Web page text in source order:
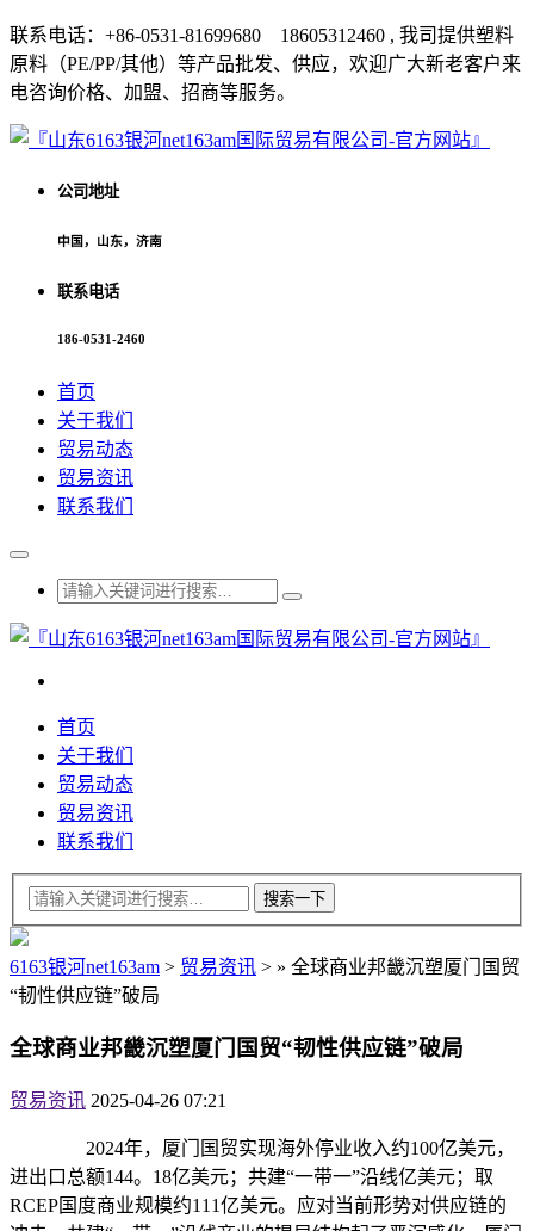
联系电话：+86-0531-81699680 18605312460 , 我司提供塑料
原料（PE/PP/其他）等产品批发、供应，欢迎广大新老客户来
电咨询价格、加盟、招商等服务。
公司地址
中国，山东，济南
联系电话
186-0531-2460
首页
关于我们
贸易动态
贸易资讯
联系我们
首页
关于我们
贸易动态
贸易资讯
联系我们
6163银河net163am > 贸易资讯 > » 全球商业邦畿沉塑厦门国贸
“韧性供应链”破局
全球商业邦畿沉塑厦门国贸“韧性供应链”破局
贸易资讯 2025-04-26 07:21
2024年，厦门国贸实现海外停业收入约100亿美元，
进出口总额144。18亿美元；共建“一带一”沿线亿美元；取
RCEP国度商业规模约111亿美元。应对当前形势对供应链的